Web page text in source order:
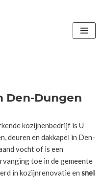
Den-Dungen
kozijnenbedrijf is U
deuren en dakkapel in Den-
vocht of is een
toe in de gemeente
in kozijnrenovatie en snel